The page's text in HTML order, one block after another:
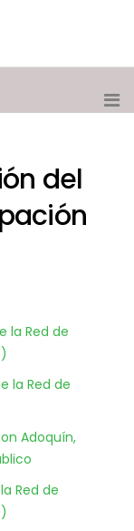
del
la Red de
la Red de
Adoquín,
Red de